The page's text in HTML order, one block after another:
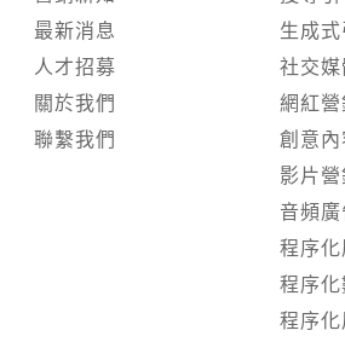
最新消息
人才招募
關於我們
聯繫我們
生成
社交
網紅營
創意
影片營
音頻廣
程序化
程序
程序